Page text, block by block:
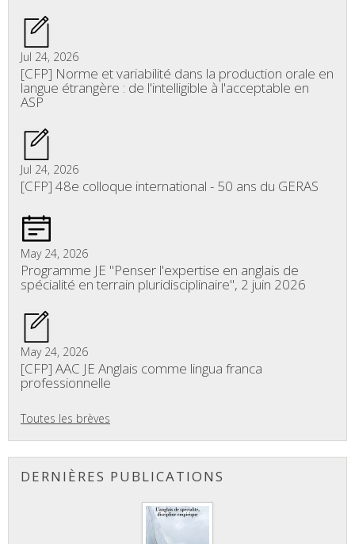
Jul 24, 2026
[CFP] Norme et variabilité dans la production orale en
langue étrangère : de l'intelligible à l'acceptable en
ASP
Jul 24, 2026
[CFP] 48e colloque international - 50 ans du GERAS
May 24, 2026
Programme JE "Penser l'expertise en anglais de
spécialité en terrain pluridisciplinaire", 2 juin 2026
May 24, 2026
[CFP] AAC JE Anglais comme lingua franca
professionnelle
Toutes les brèves
DERNIÈRES PUBLICATIONS